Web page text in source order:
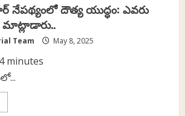
నేపథ్యంలో దౌత్య యుద్ధం: ఎవరు
Team May 8, 2025
4 minutes